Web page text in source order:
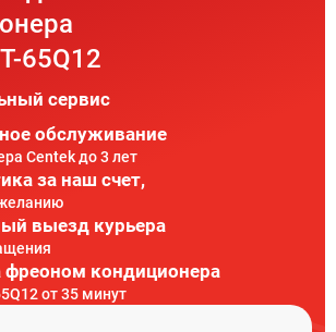
65Q12
сервис
обслуживание
Centek до 3 лет
за наш счет,
выезд курьера
фреоном кондиционера
от 35 минут